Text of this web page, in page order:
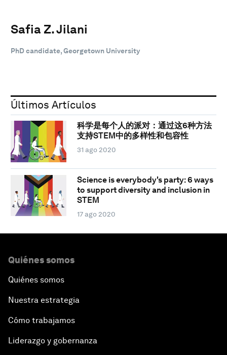
Safia Z. Jilani
PhD candidate, Georgetown University
Últimos Artículos
科学是每个人的派对：通过这6种方法
支持STEM中的多样性和包容性
31 ago 2020
Science is everybody's party: 6 ways
to support diversity and inclusion in
STEM
17 ago 2020
Quiénes somos
Quiénes somos
Nuestra estrategia
Cómo trabajamos
Liderazgo y gobernanza